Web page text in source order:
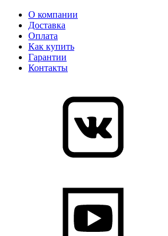
О компании
Доставка
Оплата
Как купить
Гарантии
Контакты